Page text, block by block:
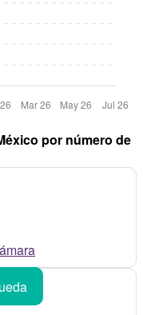
por número de